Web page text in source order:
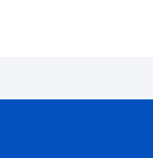
ການຊົມເຊີຍ. ຂ້ອຍ